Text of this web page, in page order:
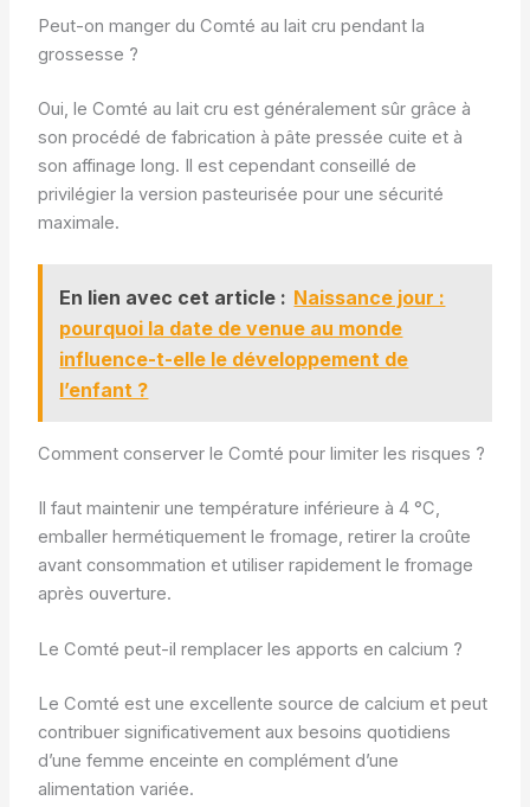
Peut-on manger du Comté au lait cru pendant la
grossesse ?
Oui, le Comté au lait cru est généralement sûr grâce à
son procédé de fabrication à pâte pressée cuite et à
son affinage long. Il est cependant conseillé de
privilégier la version pasteurisée pour une sécurité
maximale.
En lien avec cet article : Naissance jour :
pourquoi la date de venue au monde
influence-t-elle le développement de
l’enfant ?
Comment conserver le Comté pour limiter les risques ?
Il faut maintenir une température inférieure à 4 °C,
emballer hermétiquement le fromage, retirer la croûte
avant consommation et utiliser rapidement le fromage
après ouverture.
Le Comté peut-il remplacer les apports en calcium ?
Le Comté est une excellente source de calcium et peut
contribuer significativement aux besoins quotidiens
d’une femme enceinte en complément d’une
alimentation variée.